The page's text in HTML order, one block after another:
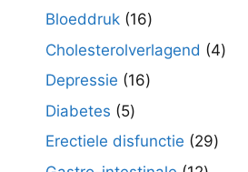
producten
Bloeddruk 1616
producten
Cholesterolverlagend 44
Depressie 1616
Diabetes 55
producten
Erectiele disfunctie 2929